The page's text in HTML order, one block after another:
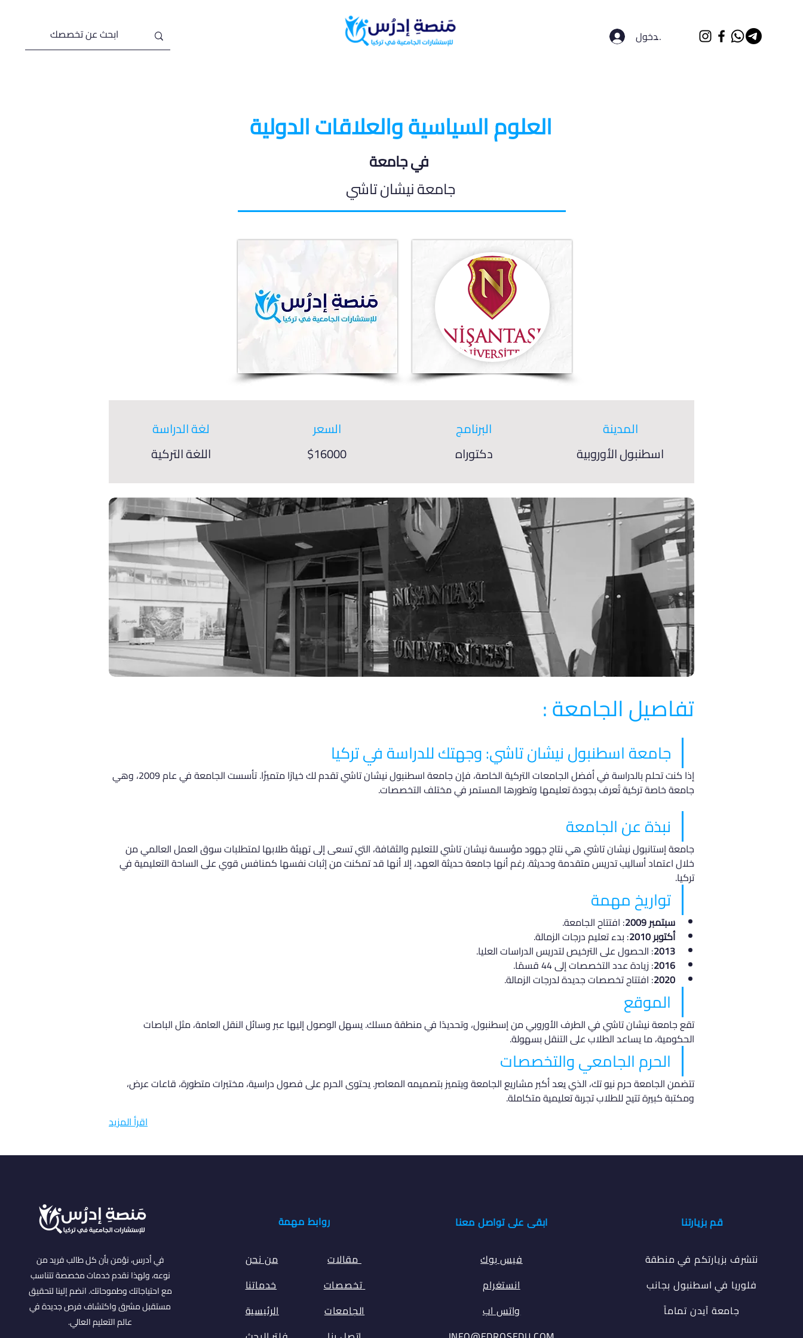
تسجيل الدخول
العلوم السياسية والعلاقات الدولية
جامعة نيشان تاشي
لغة الدراسة
اللغة التركية
السعر
$16000
البرنامج
دكتوراه
المدينة
اسطنبول الأوروبية
تفاصيل الجامعة :
جامعة اسطنبول نيشان تاشي: وجهتك للدراسة في تركيا
إذا كنت تحلم بالدراسة في أفضل الجامعات التركية الخاصة، فإن جامعة اسطنبول نيشان تاشي تقدم لك خيارًا متميزًا. تأسست الجامعة في عام 2009، وهي
جامعة خاصة تركية تُعرف بجودة تعليمها وتطورها المستمر في مختلف التخصصات.
نبذة عن الجامعة
جامعة إستانبول نيشان تاشي هي نتاج جهود مؤسسة نيشان تاشي للتعليم والثقافة، التي تسعى إلى تهيئة طلابها لمتطلبات سوق العمل العالمي من
خلال اعتماد أساليب تدريس متقدمة وحديثة. رغم أنها جامعة حديثة العهد، إلا أنها قد تمكنت من إثبات نفسها كمنافس قوي على الساحة التعليمية في
تركيا.
تواريخ مهمة
سبتمبر 2009
: افتتاح الجامعة.
أكتوبر 2010
: بدء تعليم درجات الزمالة.
2013: الحصول على الترخيص لتدريس الدراسات العليا.
2016: زيادة عدد التخصصات إلى 44 قسمًا.
2020: افتتاح تخصصات جديدة لدرجات الزمالة.
الموقع
تقع جامعة نيشان تاشي في الطرف الأوروبي من إسطنبول، وتحديدًا في منطقة مسلك. يسهل الوصول إليها عبر وسائل النقل العامة، مثل الباصات
الحكومية، ما يساعد الطلاب على التنقل بسهولة.
الحرم الجامعي والتخصصات
تتضمن الجامعة حرم نيو تك، الذي يعد أكبر مشاريع الجامعة ويتميز بتصميمه المعاصر. يحتوى الحرم على فصول دراسية، مختبرات متطورة، قاعات عرض،
ومكتبة كبيرة تتيح للطلاب تجربة تعليمية متكاملة.
اقرأ المزيد
في أدرس، نؤمن بأن كل طالب فريد من
نوعه، ولهذا نقدم خدمات مخصصة تتناسب
مع احتياجاتك وطموحاتك. انضم إلينا لتحقيق
مستقبل مشرق واكتشاف فرص جديدة في
عالم التعليم العالي.
من نحن
خدماتنا
الرئيسية
مقالات
تخصصات
الجامعات
ابقى على تواصل معنا
فيس بوك
انستغرام
واتس اب
قم بزيارتنا
نتشرف بزيارتكم في منطقة
فلوريا في اسطنبول بجانب
جامعة آيدن تماماً